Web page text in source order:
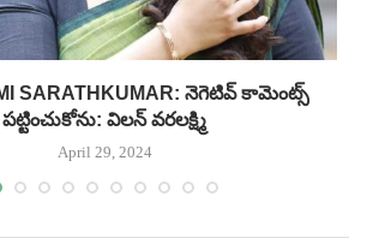
SARATHKUMAR: నెగెటివ్ కామెంట్స్‌
పట్టించుకోను: విలన్ వరలక్ష్మి
April 29, 2024